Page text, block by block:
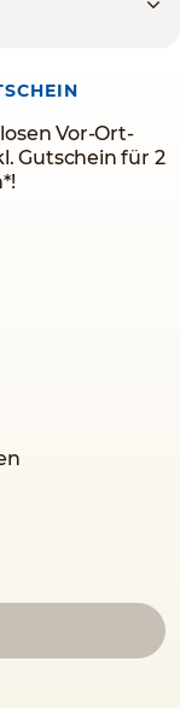
Vor-Ort-
Gutschein für 2